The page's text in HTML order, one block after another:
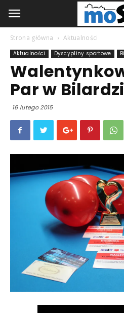
Strona główna Aktualności
Aktualności Dyscypliny sportowe
Par w
16 lutego 2015